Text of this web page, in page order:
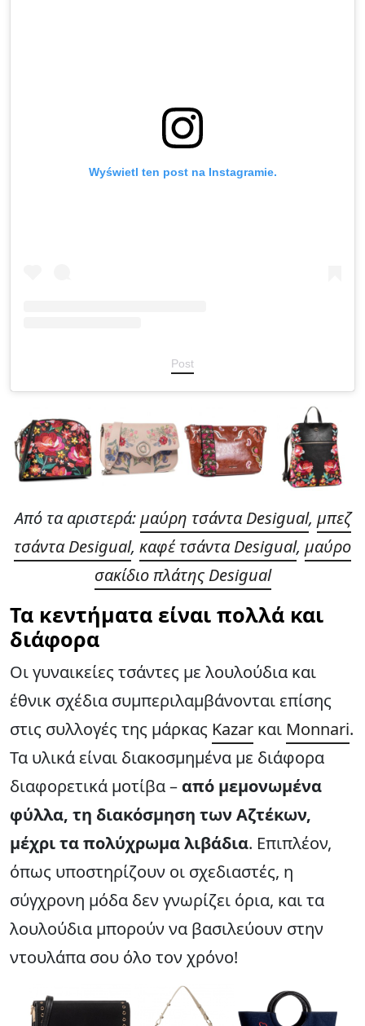
Wyświetl ten post na Instagramie.
Post
Από τα αριστερά:μαύρη τσάντα Desigual, μπεζ
τσάντα Desigual, καφέ τσάντα Desigual, μαύρο
σακίδιο πλάτης Desigual
Τα κεντήματα είναι πολλά και
διάφορα
Οι γυναικείες τσάντες με λουλούδια και
έθνικ σχέδια συμπεριλαμβάνονται επίσης
στις συλλογές της μάρκας Kazar και Monnari.
Τα υλικά είναι διακοσμημένα με διάφορα
διαφορετικά μοτίβα – από μεμονωμένα
φύλλα, τη διακόσμηση των Αζτέκων,
μέχρι τα πολύχρωμα λιβάδια. Επιπλέον,
όπως υποστηρίζουν οι σχεδιαστές, η
σύγχρονη μόδα δεν γνωρίζει όρια, και τα
λουλούδια μπορούν να βασιλεύουν στην
ντουλάπα σου όλο τον χρόνο!